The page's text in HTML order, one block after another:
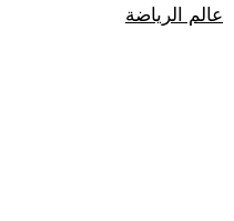
عالم الرياضة